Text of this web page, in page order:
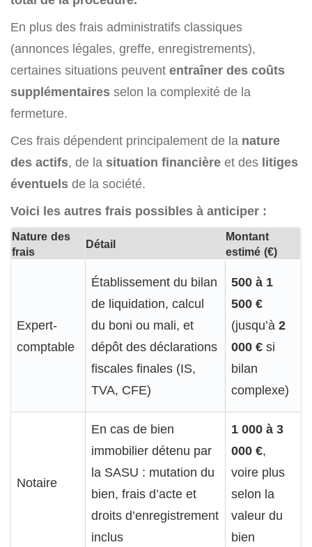
En plus des frais administratifs classiques
(annonces légales, greffe, enregistrements),
certaines situations peuvent entraîner des coûts
supplémentaires selon la complexité de la
fermeture.
Ces frais dépendent principalement de la nature
des actifs, de la situation financière et des litiges
éventuels de la société.
Voici les autres frais possibles à anticiper :
Nature des
frais
Détail
Montant
estimé (€)
Expert-
comptable
Établissement du bilan
de liquidation, calcul
du boni ou mali, et
dépôt des déclarations
fiscales finales (IS,
TVA, CFE)
500 à 1
500 €
(jusqu’à 2
000 € si
bilan
complexe)
Notaire
En cas de bien
immobilier détenu par
la SASU : mutation du
bien, frais d’acte et
droits d’enregistrement
inclus
1 000 à 3
000 €,
voire plus
selon la
valeur du
bien